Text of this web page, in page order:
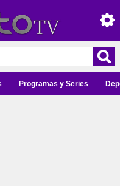
Programas y Series